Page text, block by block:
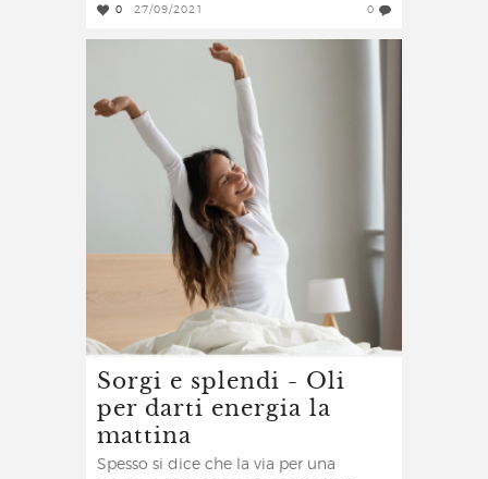
0 27/09/2021 0
Sorgi e splendi - Oli
per darti energia la
mattina
Spesso si dice che la via per una